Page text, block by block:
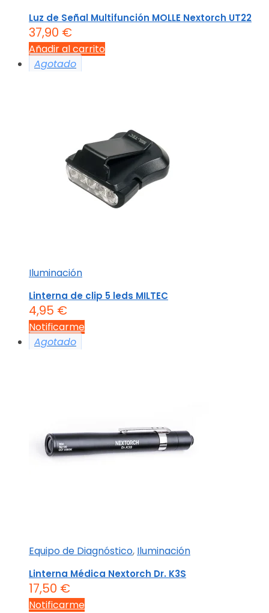
Luz de Señal Multifunción MOLLE Nextorch UT22
37,90 €
Añadir al carrito
Agotado
Iluminación
Linterna de clip 5 leds MILTEC
4,95 €
Notificarme
Agotado
Equipo de Diagnóstico, Iluminación
Linterna Médica Nextorch Dr. K3S
17,50 €
Notificarme